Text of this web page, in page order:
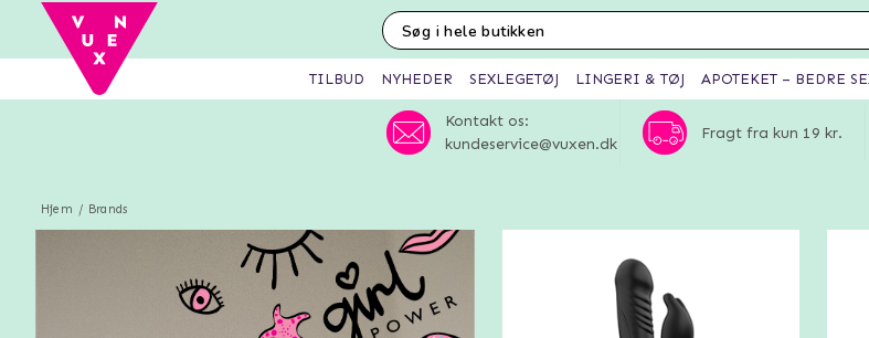
Hjem Brands
TILBUD NYHEDER SEXLEGETØJ LINGERI & TØJ APOTEKET – BEDRE
Kontakt os:
kundeservice@vuxen.dk
Fragt fra kun 19 kr.